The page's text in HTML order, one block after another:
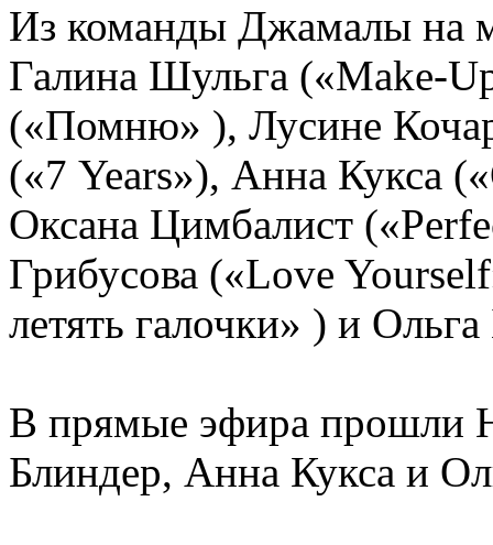
Из команды Джамалы на
Галина Шульга («Make-
(«Помню» ), Лусине
(«7 Years»), Анна Кукса
Оксана Цимбалист
Грибусова («Love
летять галочки» ) и
В прямые эфира прошли
Блиндер, Анна Кукса и